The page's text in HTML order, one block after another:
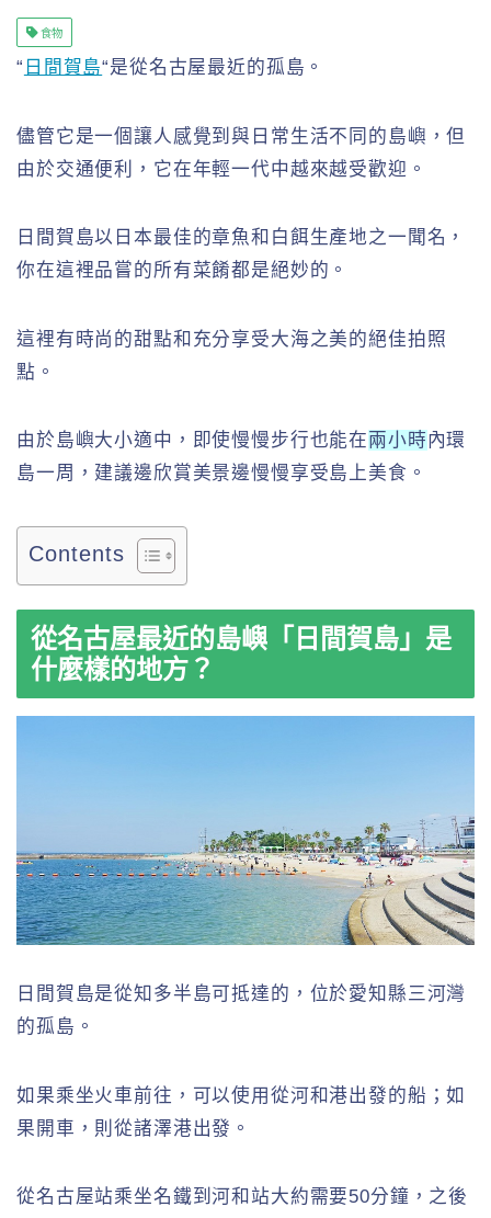
食物
“ 日間賀島“是從名古屋最近的孤島。
儘管它是一個讓人感覺到與日常生活不同的島嶼，但
由於交通便利，它在年輕一代中越來越受歡迎。
日間賀島以日本最佳的章魚和白餌生產地之一聞名，
你在這裡品嘗的所有菜餚都是絕妙的。
這裡有時尚的甜點和充分享受大海之美的絕佳拍照
點。
由於島嶼大小適中，即使慢慢步行也能在兩小時內環
島一周，建議邊欣賞美景邊慢慢享受島上美食。
Contents
從名古屋最近的島嶼「日間賀島」是
什麼樣的地方？
日間賀島是從知多半島可抵達的，位於愛知縣三河灣
的孤島。
如果乘坐火車前往，可以使用從河和港出發的船；如
果開車，則從諸澤港出發。
從名古屋站乘坐名鐵到河和站大約需要50分鐘，之後